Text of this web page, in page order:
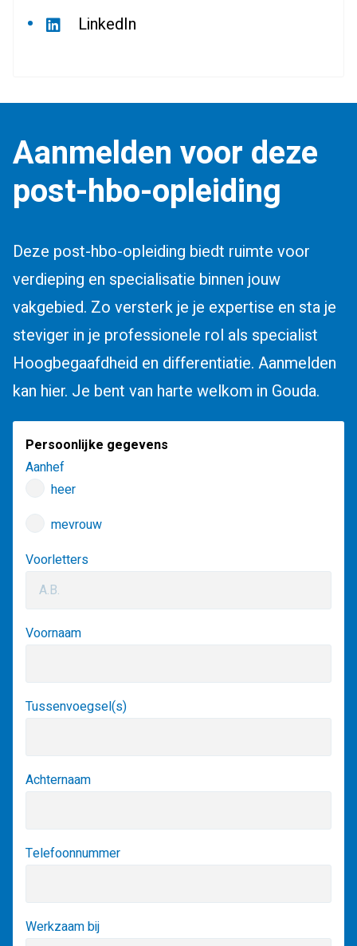
LinkedIn
Aanmelden voor deze
post-hbo-opleiding
Deze post-hbo-opleiding biedt ruimte voor
verdieping en specialisatie binnen jouw
vakgebied. Zo versterk je je expertise en sta je
steviger in je professionele rol als specialist
Hoogbegaafdheid en differentiatie. Aanmelden
kan hier. Je bent van harte welkom in Gouda.
Persoonlijke gegevens
Aanhef
heer
mevrouw
Voorletters
Voornaam
Tussenvoegsel(s)
Achternaam
Telefoonnummer
Werkzaam bij